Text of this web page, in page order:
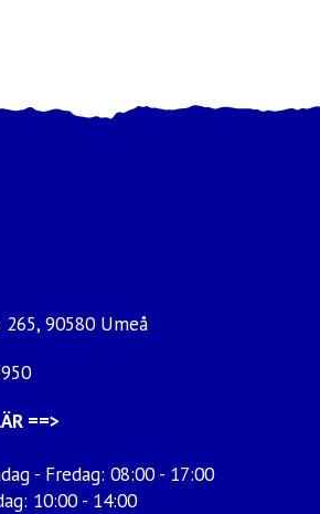
265, 90580 Umeå
==>
- Fredag: 08:00 - 17:00
- 14:00